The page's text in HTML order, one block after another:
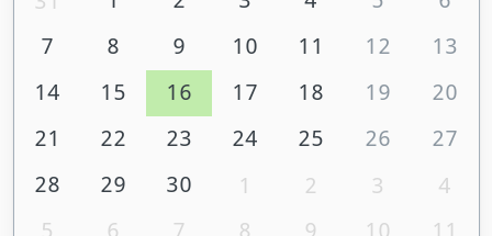
7
8 9 10 11 12
13
14
15 16 17 18 19
20
21
22 23 24 25 26
27
28
29 30 1 2 3
4
5
6 7 8 9 10 11